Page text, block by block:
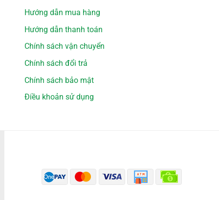
Hướng dẫn mua hàng
Hướng dẫn thanh toán
Chính sách vận chuyển
Chính sách đổi trả
Chính sách bảo mật
Điều khoản sử dụng